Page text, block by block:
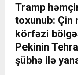
Tramp
toxunub: Çin
körfəzi
Pekinin
şübhə ilə